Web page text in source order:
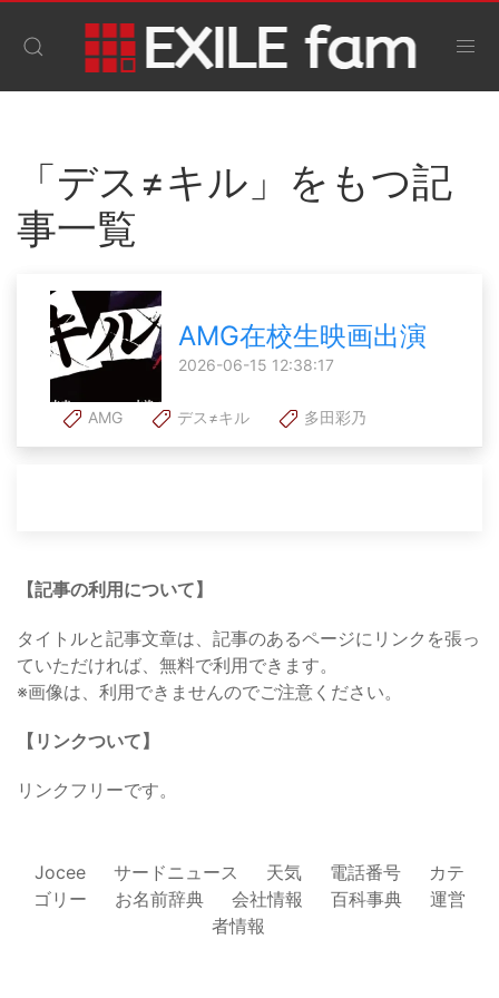
「デス≠キル」をもつ記
事一覧
AMG在校生映画出演
2026-06-15 12:38:17
AMG デス≠キル 多田彩乃
【記事の利用について】
タイトルと記事文章は、記事のあるページにリンクを張っ
ていただければ、無料で利用できます。
※画像は、利用できませんのでご注意ください。
【リンクついて】
リンクフリーです。
Jocee サードニュース 天気 電話番号
カテ
ゴリー
お名前辞典 会社情報 百科事典
運営
者情報